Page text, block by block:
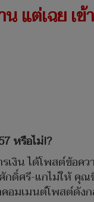
แต่เฉย เข้
หรือไม่!?
น ได้โพสต์ข้อค
ดิ์ศรี-แกไม่ให้ คุ
มเมนต์โพสต์ดังก